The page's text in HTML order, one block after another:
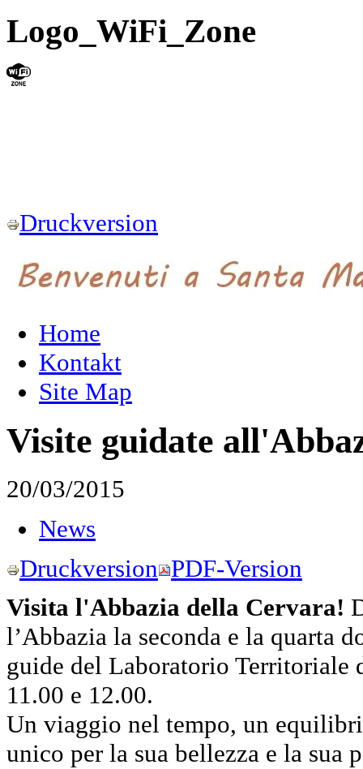
Logo_WiFi_Zone
Druckversion
Home
Kontakt
Site Map
Visite guidate
20/03/2015
News
Druckversion PDF-Version
Visita l'Abbazia della Cervara!
l’Abbazia la seconda e la quarta
guide del Laboratorio Territoriale
11.00 e 12.00.
Un viaggio nel tempo, un
unico per la sua bellezza e la sua